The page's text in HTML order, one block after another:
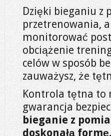
Dzięki bieganiu z
przetrenowania,
monitorować
obciążenie
celów w sposób
zauważysz, że
Kontrola tętna to
gwarancja
bieganie z
doskonałą formę.